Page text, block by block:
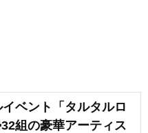
ベント「タルタルロ
組の豪華アーティス